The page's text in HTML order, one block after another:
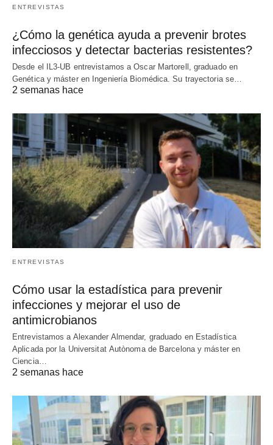
ENTREVISTAS
¿Cómo la genética ayuda a prevenir brotes
infecciosos y detectar bacterias resistentes?
Desde el IL3-UB entrevistamos a Oscar Martorell, graduado en
Genética y máster en Ingeniería Biomédica. Su trayectoria se…
2 semanas hace
ENTREVISTAS
Cómo usar la estadística para prevenir
infecciones y mejorar el uso de
antimicrobianos
Entrevistamos a Alexander Almendar, graduado en Estadística
Aplicada por la Universitat Autònoma de Barcelona y máster en
Ciencia…
2 semanas hace